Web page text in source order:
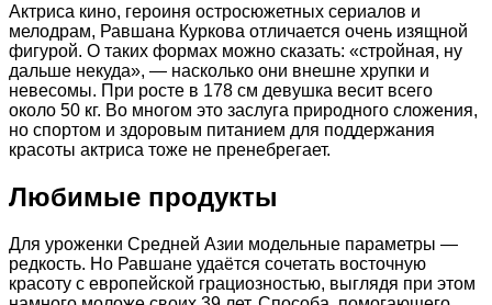
Актриса кино, героиня остросюжетных сериалов и
мелодрам, Равшана Куркова отличается очень изящной
фигурой. О таких формах можно сказать: «стройная, ну
дальше некуда», — насколько они внешне хрупки и
невесомы. При росте в 178 см девушка весит всего
около 50 кг. Во многом это заслуга природного сложения,
но спортом и здоровым питанием для поддержания
красоты актриса тоже не пренебрегает.
Любимые продукты
Для уроженки Средней Азии модельные параметры —
редкость. Но Равшане удаётся сочетать восточную
красоту с европейской грациозностью, выглядя при этом